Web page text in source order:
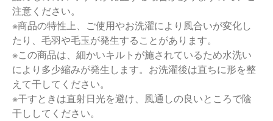
注意ください。
※商品の特性上、ご使用やお洗濯により風合いが変化し
たり、毛羽や毛玉が発生することがあります。
※この商品は、細かいキルトが施されているため水洗い
により多少縮みが発生します。お洗濯後は直ちに形を整
えて干してください。
※干すときは直射日光を避け、風通しの良いところで陰
干ししてください。